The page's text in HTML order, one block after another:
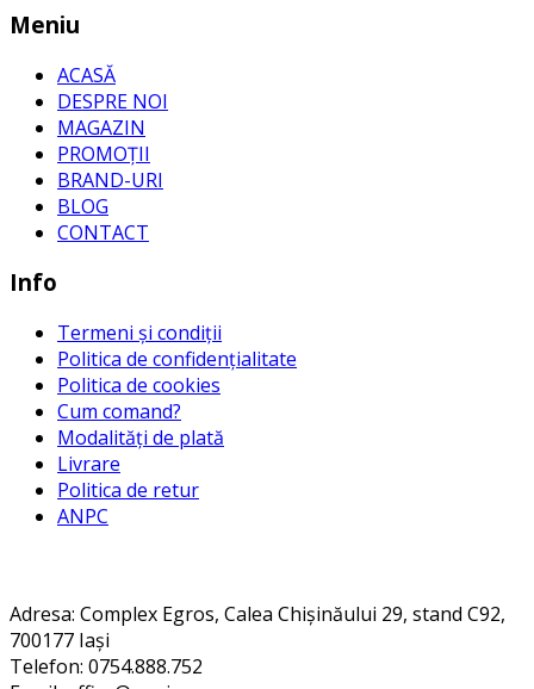
Meniu
ACASĂ
DESPRE NOI
MAGAZIN
PROMOȚII
BRAND-URI
BLOG
CONTACT
Info
Termeni și condiții
Politica de confidențialitate
Politica de cookies
Cum comand?
Modalități de plată
Livrare
Politica de retur
ANPC
Adresa: Complex Egros, Calea Chișinăului 29, stand C92,
700177 Iași
Telefon: 0754.888.752